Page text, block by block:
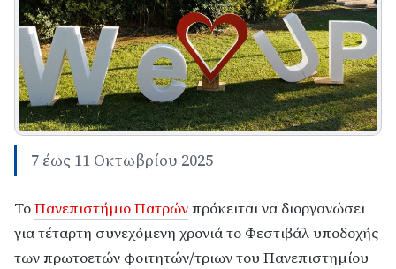
7 έως 11 Οκτωβρίου 2025
ΤοΠανεπιστήμιο Πατρώνπρόκειται να διοργανώσει
για τέταρτη συνεχόμενη χρονιά το Φεστιβάλ υποδοχής
των πρωτοετών φοιτητών/τριων του Πανεπιστημίου